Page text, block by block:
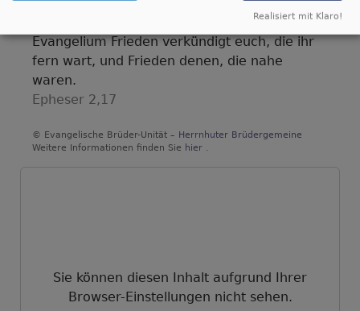
Evangelium Frieden verkündigt euch, die ihr
fern wart, und Frieden denen, die nahe
waren.
Epheser 2,17
© Evangelische Brüder-Unität – Herrnhuter Brüdergemeine
Weitere Informationen finden Sie hier .
Sie können diesen Inhalt aufgrund Ihrer
Browser-Einstellungen nicht sehen.
Realisiert mit Klaro!